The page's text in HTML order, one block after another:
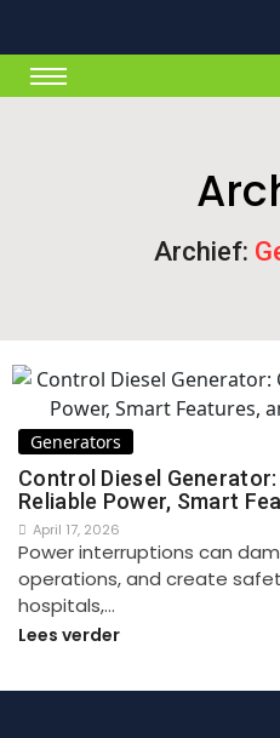
Archief:
Generators
Control Diesel
Reliable Power, Smart
April 17, 2026
Power interruptions can
operations, and create
hospitals,…
Lees verder